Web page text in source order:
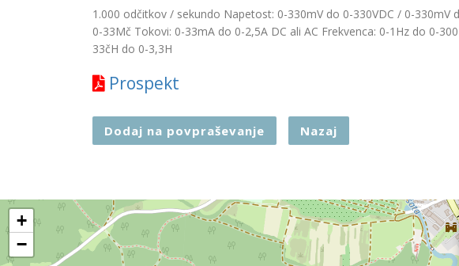
1.000 odčitkov / sekundo Napetost: 0-330mV do 0-330VDC / 0-
0-33Mč Tokovi: 0-33mA do 0-2,5A DC ali AC Frekvenca: 0-1Hz do 0-
33čH do 0-3,3H
Prospekt
Dodaj na povpraševanje Nazaj
+
−